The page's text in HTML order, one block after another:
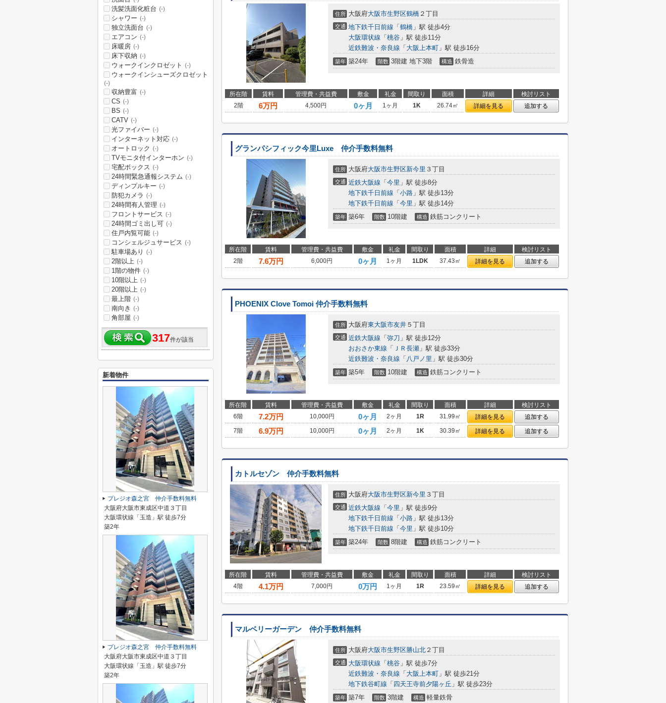
住所 大阪府大阪市生野区鶴橋 ２丁目
交通 地下鉄千日前線 「 鶴橋 」駅 徒歩4分
大阪環状線 「 桃谷 」駅 徒歩11分
近鉄難波・奈良線 「 大阪上本町 」駅 徒歩16分
築年 築24年 階数 3階建 地下3階 構造 鉄骨造
所在階 賃料 管理費・共益費 敷金 礼金 間取り 面積 詳細
検討リスト
2階
6万円 4,500円 0ヶ月 1ヶ月 1K 26.74㎡ 詳細を見る 追加する
グランパシフィック今里Luxe 仲介手数料無料
住所 大阪府大阪市生野区新今里 ３丁目
交通 近鉄大阪線 「 今里 」駅 徒歩8分
地下鉄千日前線 「 小路 」駅 徒歩13分
地下鉄千日前線 「 今里 」駅 徒歩14分
築年 築6年 階数 10階建 構造 鉄筋コンクリート
所在階 賃料 管理費・共益費 敷金 礼金 間取り 面積 詳細
検討リスト
2階
7.6万円 6,000円 0ヶ月 1ヶ月 1LDK 37.43㎡ 詳細を見る 追加する
PHOENIX Clove Tomoi 仲介手数料無料
住所 大阪府東大阪市友井 ５丁目
交通 近鉄大阪線 「 弥刀 」駅 徒歩12分
おおさか東線 「 ＪＲ長瀬 」駅 徒歩33分
近鉄難波・奈良線 「 八戸ノ里 」駅 徒歩30分
築年 築5年 階数 10階建 構造 鉄筋コンクリート
所在階 賃料 管理費・共益費 敷金 礼金 間取り 面積 詳細
検討リスト
6階
7.2万円 10,000円 0ヶ月 2ヶ月 1R 31.99㎡ 詳細を見る
追加する
7階
6.9万円 10,000円 0ヶ月 2ヶ月 1K 30.39㎡ 詳細を見る 追加する
カトルセゾン 仲介手数料無料
住所 大阪府大阪市生野区新今里 ３丁目
交通 近鉄大阪線 「 今里 」駅 徒歩9分
地下鉄千日前線 「 小路 」駅 徒歩13分
地下鉄千日前線 「 今里 」駅 徒歩10分
築年 築24年 階数 8階建 構造 鉄筋コンクリート
所在階 賃料 管理費・共益費 敷金 礼金 間取り 面積 詳細
検討リスト
4階
4.1万円 7,000円 0万円 1ヶ月 1R 23.59㎡ 詳細を見る 追加する
マルベリーガーデン 仲介手数料無料
住所 大阪府大阪市生野区勝山北 ２丁目
交通 大阪環状線 「 桃谷 」駅 徒歩7分
近鉄難波・奈良線 「 大阪上本町 」駅 徒歩21分
地下鉄谷町線 「 四天王寺前夕陽ヶ丘 」駅 徒歩23分
築年 築7年 階数 3階建 構造 軽量鉄骨
洗髪洗面化粧台 (-)
シャワー (-)
独立洗面台 (-)
エアコン (-)
床暖房 (-)
床下収納 (-)
ウォークインクロゼット (-)
ウォークインシューズクロゼット
(-)
収納豊富 (-)
CS (-)
BS (-)
CATV (-)
光ファイバー (-)
インターネット対応 (-)
オートロック (-)
TVモニタ付インターホン (-)
宅配ボックス (-)
24時間緊急通報システム (-)
ディンプルキー (-)
防犯カメラ (-)
24時間有人管理 (-)
フロントサービス (-)
24時間ゴミ出し可 (-)
住戸内覧可能 (-)
コンシェルジュサービス (-)
駐車場あり (-)
2階以上 (-)
1階の物件 (-)
10階以上 (-)
20階以上 (-)
最上階 (-)
南向き (-)
角部屋 (-)
317件が該当
新着物件
プレジオ森之宮 仲介手数料無料
大阪府大阪市東成区中道３丁目
大阪環状線「玉造」駅 徒歩7分
築2年
プレジオ森之宮 仲介手数料無料
大阪府大阪市東成区中道３丁目
大阪環状線「玉造」駅 徒歩7分
築2年